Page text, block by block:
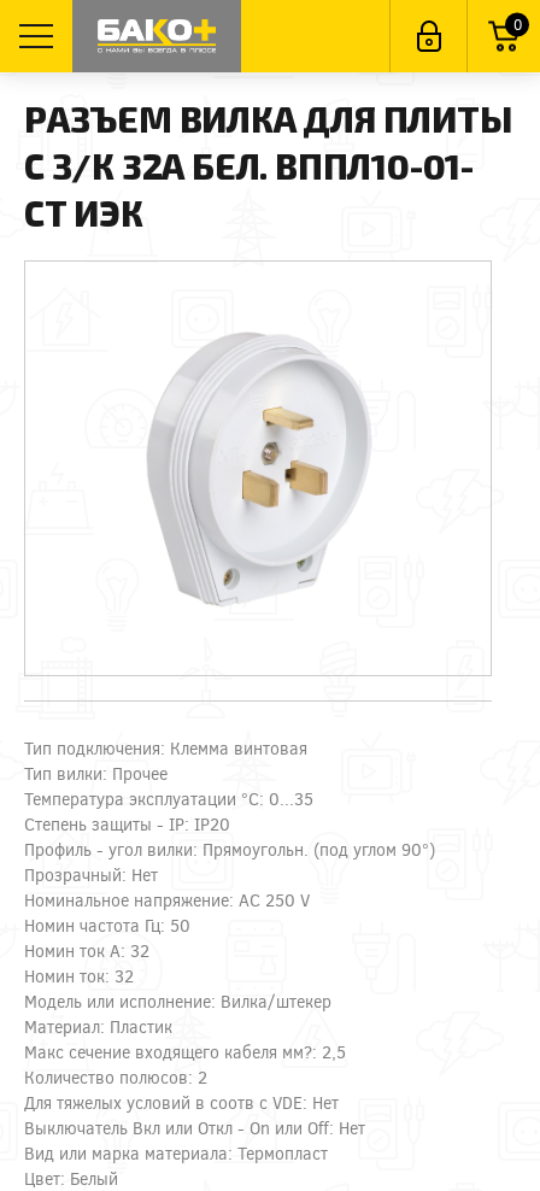
0
РАЗЪЕМ ВИЛКА ДЛЯ ПЛИТЫ
С З/К 32А БЕЛ. ВППЛ10-01-
СТ ИЭК
Тип подключения: Клемма винтовая
Тип вилки: Прочее
Температура эксплуатации °C: 0...35
Степень защиты - IP: IP20
Профиль - угол вилки: Прямоугольн. (под углом 90°)
Прозрачный: Нет
Номинальное напряжение: AC 250 V
Номин частота Гц: 50
Номин ток А: 32
Номин ток: 32
Модель или исполнение: Вилка/штекер
Материал: Пластик
Макс сечение входящего кабеля мм?: 2,5
Количество полюсов: 2
Для тяжелых условий в соотв с VDE: Нет
Выключатель Вкл или Откл - On или Off: Нет
Вид или марка материала: Термопласт
Цвет: Белый